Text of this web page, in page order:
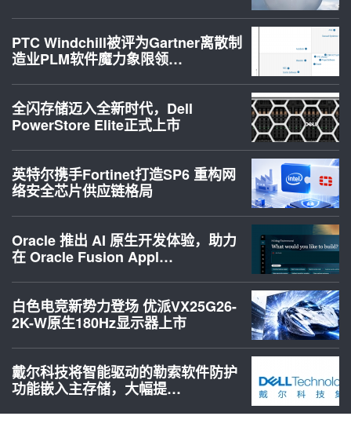
PTC Windchill被评为Gartner离散制
造业PLM软件魔力象限领…
全闪存储迈入全新时代，Dell
PowerStore Elite正式上市
英特尔携手Fortinet打造SP6 重构网
络安全芯片供应链格局
Oracle 推出 AI 原生开发体验，助力
在 Oracle Fusion Appl…
白色电竞新势力登场 优派VX25G26-
2K-W原生180Hz显示器上市
戴尔科技将智能驱动的勒索软件防护
功能嵌入主存储，大幅提…